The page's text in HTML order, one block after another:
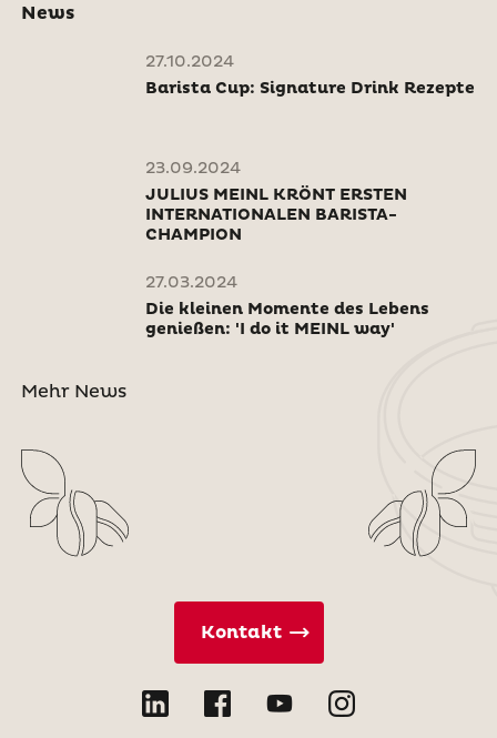
News
27.10.2024
Barista Cup: Signature Drink Rezepte
23.09.2024
JULIUS MEINL KRÖNT ERSTEN
INTERNATIONALEN BARISTA-
CHAMPION
27.03.2024
Die kleinen Momente des Lebens
genießen: 'I do it MEINL way'
Mehr News
Kontakt